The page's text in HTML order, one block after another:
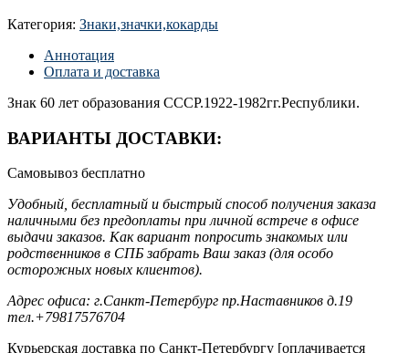
Категория: Знаки,значки,кокарды
Аннотация
Оплата и доставка
Знак 60 лет образования СССР.1922-1982гг.Республики.
ВАРИАНТЫ ДОСТАВКИ:
Самовывоз бесплатно
Удобный, бесплатный и быстрый способ получения заказа
наличными без предоплаты при личной встрече в офисе
выдачи заказов. Как вариант попросить знакомых или
родственников в СПБ забрать Ваш заказ (для особо
осторожных новых клиентов).
Адрес офиса: г.Санкт-Петербург пр.Наставников д.19
тел.+79817576704
Курьерская доставка по Санкт-Петербургу [оплачивается